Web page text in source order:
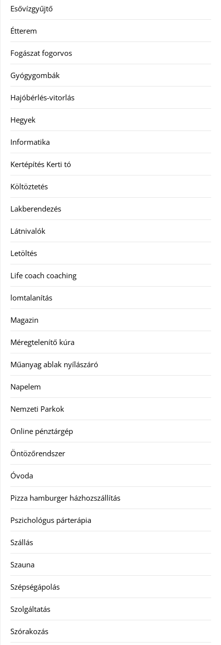
Esővízgyűjtő
Étterem
Fogászat fogorvos
Gyógygombák
Hajóbérlés-vitorlás
Hegyek
Informatika
Kertépítés Kerti tó
Költöztetés
Lakberendezés
Látnivalók
Letöltés
Life coach coaching
lomtalanítás
Magazin
Méregtelenítő kúra
Műanyag ablak nyílászáró
Napelem
Nemzeti Parkok
Online pénztárgép
Öntözőrendszer
Óvoda
Pizza hamburger házhozszállítás
Pszichológus párterápia
Szállás
Szauna
Szépségápolás
Szolgáltatás
Szórakozás